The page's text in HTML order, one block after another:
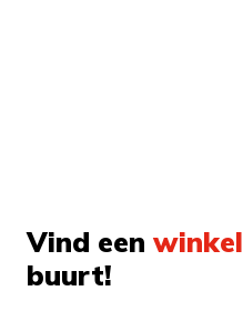
Vind een winkel
buurt!